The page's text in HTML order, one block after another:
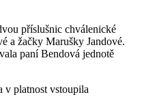
příslušnic chválenické
a žačky Marušky Jandové.
paní Bendová jednotě
v platnost vstoupila